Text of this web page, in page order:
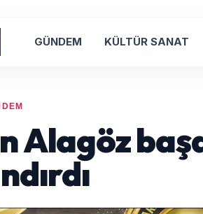
GÜNDEM KÜLTÜR SANAT
Alagöz